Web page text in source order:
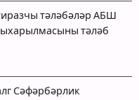
тәләбәләр АБШ
тәләб
Сәфәрбәрлик